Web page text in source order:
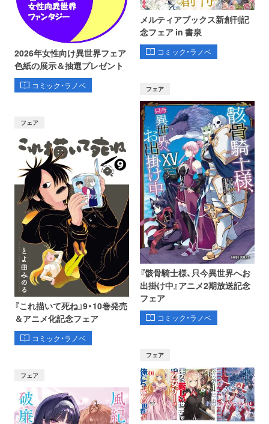
2026年女性向け異世界フェア
色紙の展示＆抽選プレゼント
コミック・ラノベ
メルティアブックス新創刊記
念フェア in 書泉
コミック・ラノベ
フェア
『これ描いて死ね』9・10巻発売
＆アニメ化記念フェア
コミック・ラノベ
フェア
『骸骨騎士様、只今異世界へお
出掛け中』アニメ2期放送記念
フェア
コミック・ラノベ
フェア
フェア